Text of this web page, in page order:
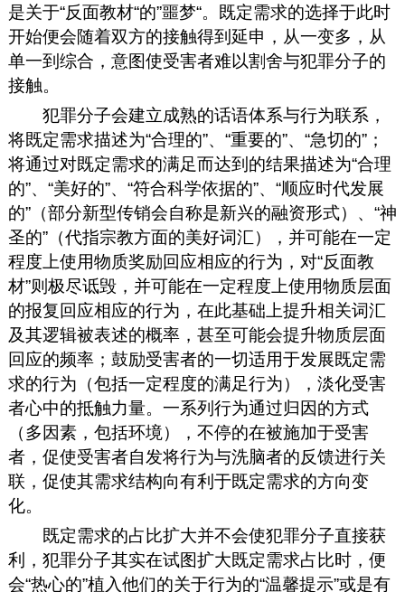
是关于“反面教材“的”噩梦“。既定需求的选择于此时
开始便会随着双方的接触得到延申，从一变多，从
单一到综合，意图使受害者难以割舍与犯罪分子的
接触。
犯罪分子会建立成熟的话语体系与行为联系，
将既定需求描述为“合理的”、“重要的”、“急切的”；
将通过对既定需求的满足而达到的结果描述为“合理
的”、“美好的”、“符合科学依据的”、“顺应时代发展
的”（部分新型传销会自称是新兴的融资形式）、“神
圣的”（代指宗教方面的美好词汇），并可能在一定
程度上使用物质奖励回应相应的行为，对“反面教
材”则极尽诋毁，并可能在一定程度上使用物质层面
的报复回应相应的行为，在此基础上提升相关词汇
及其逻辑被表述的概率，甚至可能会提升物质层面
回应的频率；鼓励受害者的一切适用于发展既定需
求的行为（包括一定程度的满足行为），淡化受害
者心中的抵触力量。一系列行为通过归因的方式
（多因素，包括环境），不停的在被施加于受害
者，促使受害者自发将行为与洗脑者的反馈进行关
联，促使其需求结构向有利于既定需求的方向变
化。
既定需求的占比扩大并不会使犯罪分子直接获
利，犯罪分子其实在试图扩大既定需求占比时，便
会“热心的”植入他们的关于行为的“温馨提示”或是有